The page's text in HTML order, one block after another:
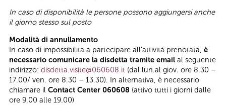
In caso di disponibilità le persone possono aggiungersi anche
il giorno stesso sul posto
Modalità di annullamento
In caso di impossibilità a partecipare all’attività prenotata, è
necessario comunicare la disdetta tramite email al seguente
indirizzo: disdetta.visite@060608.it (dal lun.al giov. ore 8.30 –
17.00/ ven. ore 8.30 – 13.30). In alternativa, è necessario
chiamare il Contact Center 060608 (attivo tutti i giorni dalle
ore 9.00 alle 19.00)